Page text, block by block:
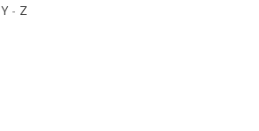
Y - Z